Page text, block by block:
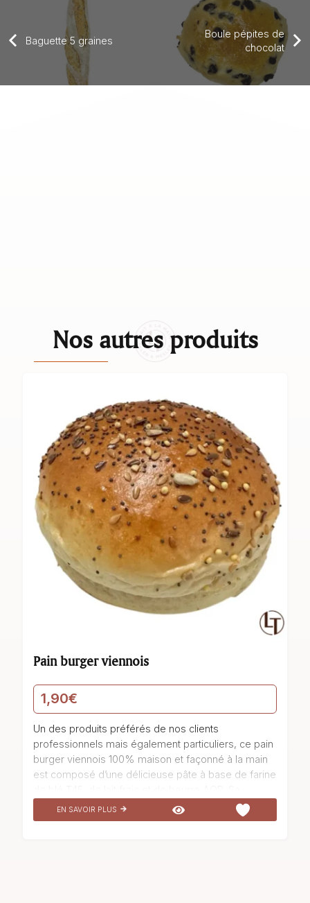
Baguette 5 graines
Boule pépites de
chocolat
Nos autres produits
Pain burger viennois
1,90€
Un des produits préférés de nos clients
professionnels mais également particuliers, ce pain
burger viennois 100% maison et façonné à la main
est composé d’une délicieuse pâte à base de farine
fermentation sur levure lui confère une texture
moelleuse et légère, idéale pour accompagner
EN SAVOIR PLUS